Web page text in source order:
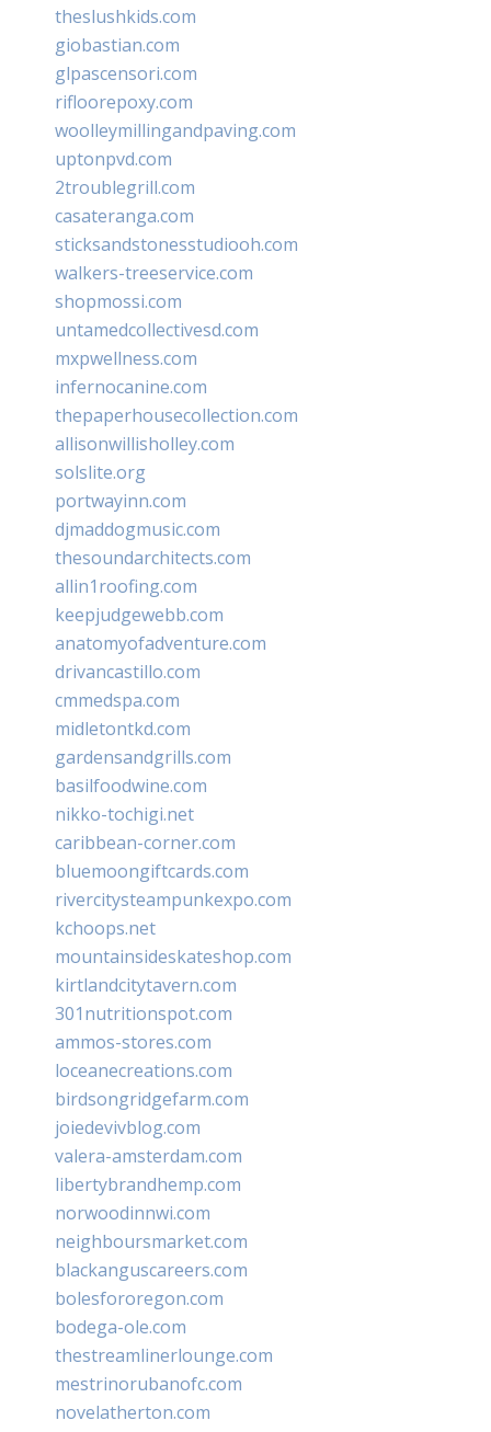
theslushkids.com
giobastian.com
glpascensori.com
rifloorepoxy.com
woolleymillingandpaving.com
uptonpvd.com
2troublegrill.com
casateranga.com
sticksandstonesstudiooh.com
walkers-treeservice.com
shopmossi.com
untamedcollectivesd.com
mxpwellness.com
infernocanine.com
thepaperhousecollection.com
allisonwillisholley.com
solslite.org
portwayinn.com
djmaddogmusic.com
thesoundarchitects.com
allin1roofing.com
keepjudgewebb.com
anatomyofadventure.com
drivancastillo.com
cmmedspa.com
midletontkd.com
gardensandgrills.com
basilfoodwine.com
nikko-tochigi.net
caribbean-corner.com
bluemoongiftcards.com
rivercitysteampunkexpo.com
kchoops.net
mountainsideskateshop.com
kirtlandcitytavern.com
301nutritionspot.com
ammos-stores.com
loceanecreations.com
birdsongridgefarm.com
joiedevivblog.com
valera-amsterdam.com
libertybrandhemp.com
norwoodinnwi.com
neighboursmarket.com
blackanguscareers.com
bolesfororegon.com
bodega-ole.com
thestreamlinerlounge.com
mestrinorubanofc.com
novelatherton.com